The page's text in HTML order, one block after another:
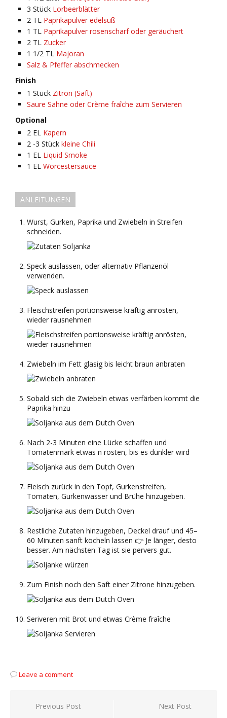
3 Stück Lorbeerblätter
2 TL Paprikapulver edelsüß
1 TL Paprikapulver rosenscharf oder geräuchert
2 TL Zucker
1 1/2 TL Majoran
Salz & Pfeffer abschmecken
Finish
1 Stück Zitron (Saft)
Saure Sahne oder Crème fraîche zum Servieren
Optional
2 EL Kapern
2 -3 Stück kleine Chili
1 EL Liquid Smoke
1 EL Worcestersauce
ANLEITUNGEN
Wurst, Gurken, Paprika und Zwiebeln in Streifen
schneiden.
Speck auslassen, oder alternativ Pflanzenöl
verwenden.
Fleischstreifen portionsweise kräftig anrösten,
wieder rausnehmen
Zwiebeln im Fett glasig bis leicht braun anbraten
Sobald sich die Zwiebeln etwas verfärben kommt die
Paprika hinzu
Nach 2-3 Minuten eine Lücke schaffen und
Tomatenmark etwas n rösten, bis es dunkler wird
Fleisch zurück in den Topf, Gurkenstreifen,
Tomaten, Gurkenwasser und Brühe hinzugeben.
Restliche Zutaten hinzugeben, Deckel drauf und 45–
60 Minuten sanft köcheln lassen 👉 Je länger, desto
besser. Am nächsten Tag ist sie pervers gut.
Zum Finish noch den Saft einer Zitrone hinzugeben.
Seriveren mit Brot und etwas Crème fraîche
Leave a comment
Beitragsnavigation
Previous Post Next Post